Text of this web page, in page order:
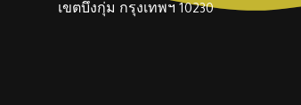
เขตบึงกุ่ม กรุงเทพฯ 10230